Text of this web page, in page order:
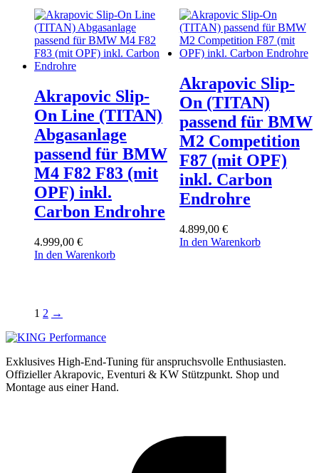
Akrapovic Slip-
On Line (TITAN)
Abgasanlage
passend für BMW
M4 F82 F83 (mit
OPF) inkl.
Carbon Endrohre
4.999,00 €
In den Warenkorb
Akrapovic Slip-
On (TITAN)
passend für BMW
M2 Competition
F87 (mit OPF)
inkl. Carbon
Endrohre
4.899,00 €
In den Warenkorb
1 2 →
Exklusives High-End-Tuning für anspruchsvolle Enthusiasten.
Offizieller Akrapovic, Eventuri & KW Stützpunkt. Shop und
Montage aus einer Hand.